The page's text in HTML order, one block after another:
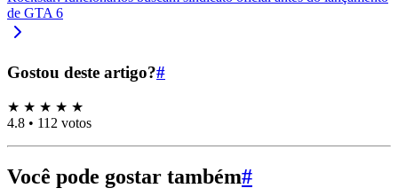
de GTA 6
Gostou deste artigo?#
★ ★ ★ ★ ★
4.8 • 112 votos
Você pode gostar também#